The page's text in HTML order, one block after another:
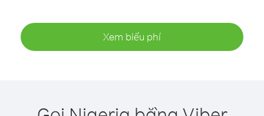
Xem biểu phí